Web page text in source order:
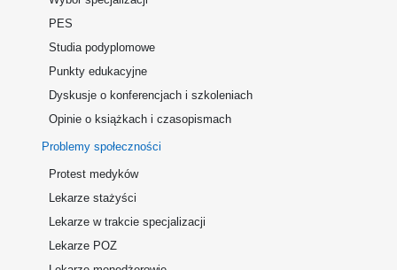
PES
Studia podyplomowe
Punkty edukacyjne
Dyskusje o konferencjach i szkoleniach
Opinie o książkach i czasopismach
Problemy społeczności
Protest medyków
Lekarze stażyści
Lekarze w trakcie specjalizacji
Lekarze POZ